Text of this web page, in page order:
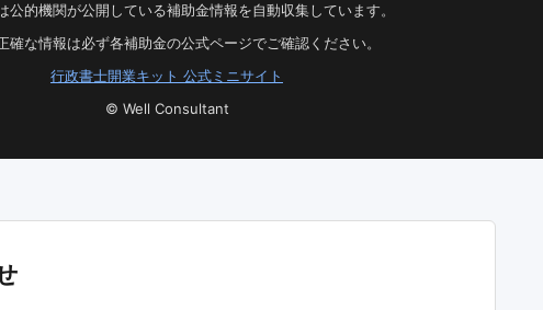
公的機関が公開している補助金情報を自動収集しています。
確な情報は必ず各補助金の公式ページでご確認ください。
行政書士開業キット 公式ミニサイト
© Well Consultant